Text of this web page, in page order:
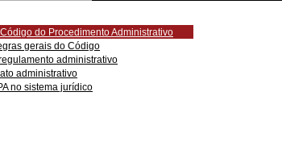
do Procedimento Administrativo
gerais do Código
administrativo
administrativo
no sistema jurídico